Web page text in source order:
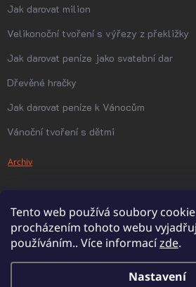
Tento web používá soubory
procházením tohoto webu
používáním.. Více informacízde.
Nastavení
Jak darovat milion
Velikonoční tvoření s výřezy z překližky
Jak darovat peníze jako svatební dar
Dřevěné hračky
Jak darovat peníze k Vánocům
Vánoční tvoření s dětmi
Archiv